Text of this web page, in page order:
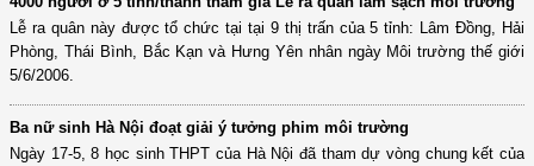
Lễ ra quân này được tổ chức tại tại 9 thị trấn của 5 tỉnh: Lâm Đồng, Hải
Phòng, Thái Bình, Bắc Kạn và Hưng Yên nhân ngày Môi trường thế giới
5/6/2006.
Ba nữ sinh Hà Nội đoạt giải ý tưởng phim môi trường
Ngày 17-5, 8 học sinh THPT của Hà Nội đã tham dự vòng chung kết của